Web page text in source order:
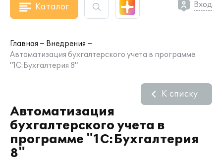
Каталог Вход
Главная
Внедрения
Автоматизация бухгалтерского учета в программе
"1С:Бухгалтерия 8"
Автоматизация
бухгалтерского учета в
программе "1С:Бухгалтерия
8"
К списку